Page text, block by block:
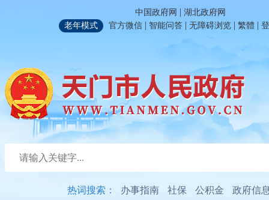
中国政府网 | 湖北政府网
老年模式
官方微信 | 智能问答 | 无障碍浏览 | 繁體 |
热词搜索： 办事指南 社保 公积金 政府信